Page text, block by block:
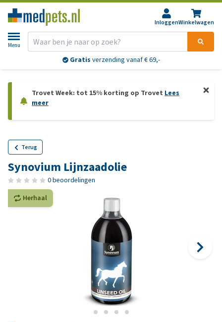
InloggenWinkelwagen
Menu
Gratis verzending vanaf € 69,-
Trovet Week: tot 15% korting op Trovet Lees
meer
Terug
Synovium Lijnzaadolie
0 beoordelingen
Herhaal